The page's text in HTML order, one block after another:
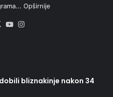
Opširnije
X YouTube
bliznakinje nakon 34